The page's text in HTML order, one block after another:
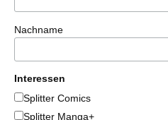
Nachname
Interessen
Splitter Comics
Splitter Manga+